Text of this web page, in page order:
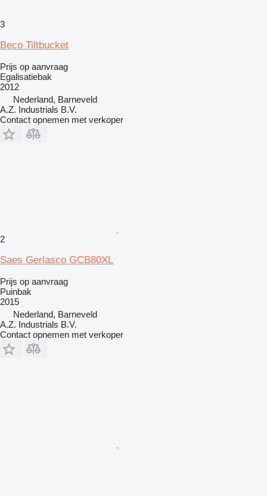
3
Beco Tiltbucket
Prijs op aanvraag
Egalisatiebak
2012
Nederland, Barneveld
A.Z. Industrials B.V.
Contact opnemen met verkoper
2
Saes Gerlasco GCB80XL
Prijs op aanvraag
Puinbak
2015
Nederland, Barneveld
A.Z. Industrials B.V.
Contact opnemen met verkoper